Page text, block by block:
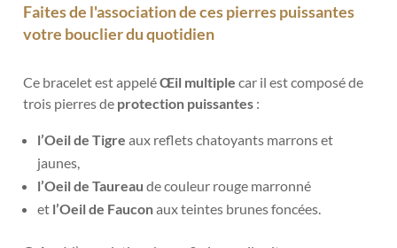
Faites de l'association de ces pierres puissantes
votre bouclier du quotidien
Ce bracelet est appeléŒil multiple car il est composé de
trois pierres de protection puissantes :
l’Oeil de Tigre aux reflets chatoyants marrons et
jaunes,
l’Oeil de Taureau de couleur rouge marronné
et l’Oeil de Fauconaux teintes brunes foncées.